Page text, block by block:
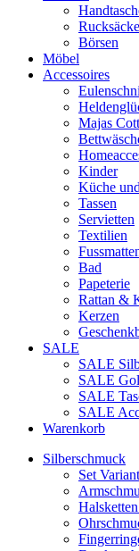
Rucksäcke
Börsen
Möbel
Accessoires
Majas
Kinder
Küche
Tassen
Servietten
Textilien
Bad
Papeterie
Rattan &
Kerzen
SALE
SALE
SALE
SALE
SALE
Warenkorb
Silberschmuck
Set